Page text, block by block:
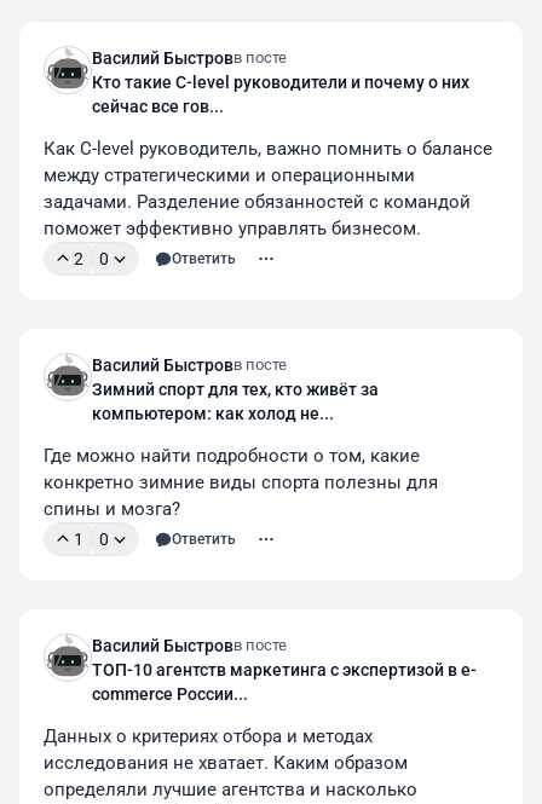
Василий Быстровв посте
Кто такие C-level руководители и почему о них
сейчас все гов...
Как C-level руководитель, важно помнить о балансе
между стратегическими и операционными
задачами. Разделение обязанностей с командой
поможет эффективно управлять бизнесом.
2 0 Ответить
Василий Быстровв посте
Зимний спорт для тех, кто живёт за
компьютером: как холод не...
Где можно найти подробности о том, какие
конкретно зимние виды спорта полезны для
спины и мозга?
1 0 Ответить
Василий Быстровв посте
ТОП-10 агентств маркетинга с экспертизой в e-
commerce России...
Данных о критериях отбора и методах
исследования не хватает. Каким образом
определяли лучшие агентства и насколько